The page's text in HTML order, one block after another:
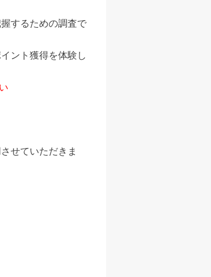
するための調査で
ント獲得を体験し
せていただきま